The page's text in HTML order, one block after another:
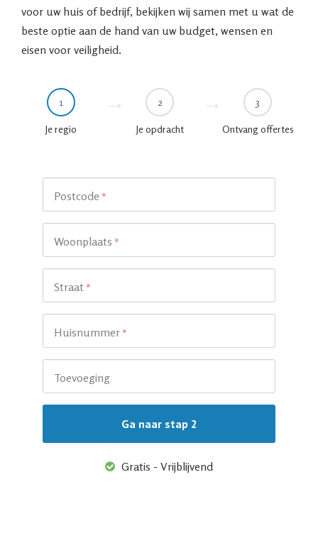
voor uw huis of bedrijf, bekijken wij samen met u wat de
beste optie aan de hand van uw budget, wensen en
eisen voor veiligheid.
1
Je regio
2
Je opdracht
3
Ontvang offertes
Postcode *
Woonplaats *
Straat *
Huisnummer *
Toevoeging
Gratis - Vrijblijvend